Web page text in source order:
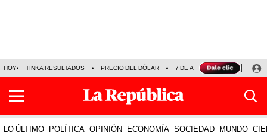
HOY TINKA RESULTADOS PRECIO DEL DÓLAR 7 DE AGOSTO OLLANTA
LO ÚLTIMO POLÍTICA OPINIÓN ECONOMÍA SOCIEDAD MUNDO